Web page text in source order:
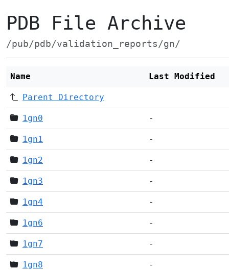
PDB File Archive
/pub/pdb/validation_reports/gn/
Name Last Modified
Parent Directory
1gn0 -
1gn1 -
1gn2 -
1gn3 -
1gn4 -
1gn6 -
1gn7 -
1gn8 -